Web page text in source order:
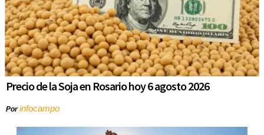
Precio de la Soja en Rosario hoy 6 agosto 2026
Porinfocampo